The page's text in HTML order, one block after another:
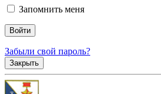
Запомнить меня
Забыли свой пароль?
Закрыть